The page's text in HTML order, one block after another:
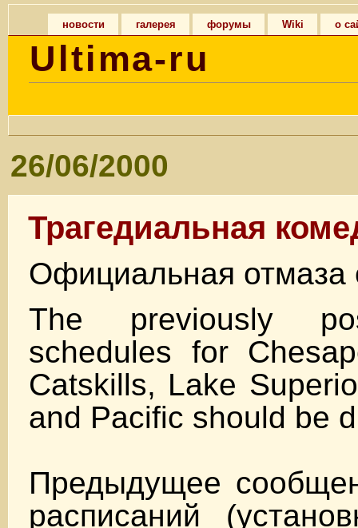
новости галерея форумы Wiki о
Ultima-ru
26/06/2000
Трагедиальная
Официальная отмаза
The previously
schedules for
Catskills, Lake
and Pacific should be
Предыдущее
расписаний